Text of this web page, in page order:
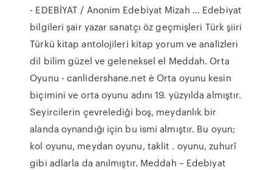
- EDEBİYAT / Anonim Edebiyat Mizah ... Edebiyat
bilgileri şair yazar sanatçı öz geçmişleri Türk şiiri
Türkü kitap antolojileri kitap yorum ve analizleri
dil bilim güzel ve geleneksel el Meddah. Orta
Oyunu - canlidershane.net è Orta oyunu kesin
biçimini ve orta oyunu adını 19. yüzyılda almıştır.
Seyircilerin çevrelediği boş, meydanlık bir
alanda oynandığı için bu ismi almıştır. Bu oyun;
kol oyunu, meydan oyunu, taklit . oyunu, zuhurî
gibi adlarla da anılmıştır. Meddah – Edebiyat